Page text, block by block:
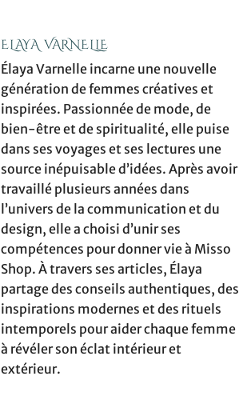
ELAYA VARNELLE
Élaya Varnelle incarne une nouvelle
génération de femmes créatives et
inspirées. Passionnée de mode, de
bien-être et de spiritualité, elle puise
dans ses voyages et ses lectures une
source inépuisable d’idées. Après avoir
travaillé plusieurs années dans
l’univers de la communication et du
design, elle a choisi d’unir ses
compétences pour donner vie à Misso
Shop. À travers ses articles, Élaya
partage des conseils authentiques, des
inspirations modernes et des rituels
intemporels pour aider chaque femme
à révéler son éclat intérieur et
extérieur.